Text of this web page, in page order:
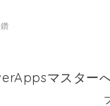
マスター